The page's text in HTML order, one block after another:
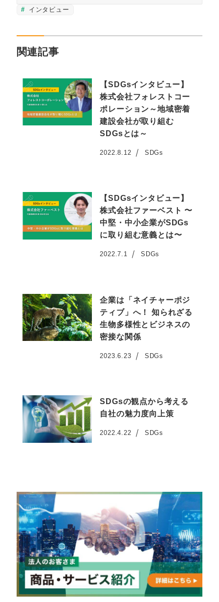
インタビュー
関連記事
【SDGsインタビュー】
株式会社フォレストコー
ポレーション～地域密着
建設会社が取り組む
SDGsとは～
投稿日
2022.8.12 SDGs
【SDGsインタビュー】
株式会社ファーベスト 〜
中堅・中小企業がSDGs
に取り組む意義とは〜
投稿日
2022.7.1 SDGs
企業は「ネイチャーポジ
ティブ」へ！ 知られざる
生物多様性とビジネスの
密接な関係
投稿日
2023.6.23 SDGs
SDGsの観点から考える
自社の魅力度向上策
投稿日
2022.4.22 SDGs